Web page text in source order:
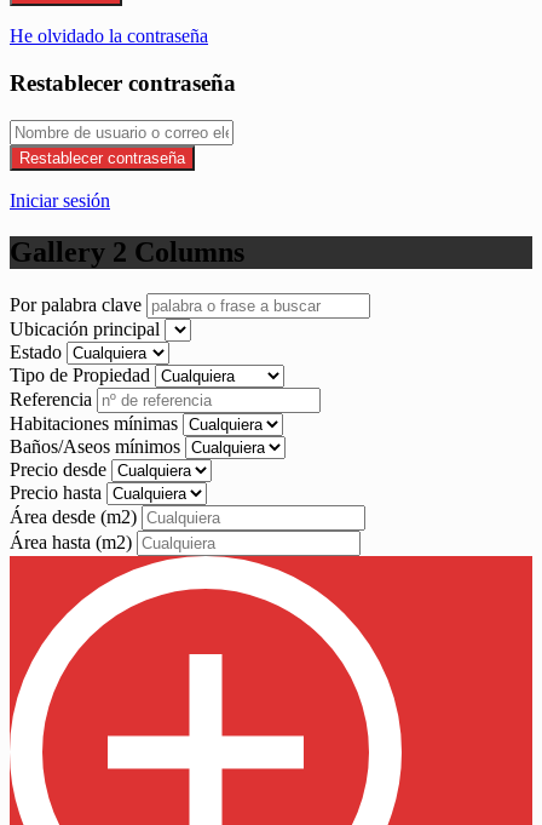
He olvidado la contraseña
Restablecer contraseña
Restablecer contraseña
Iniciar sesión
Gallery 2 Columns
Por palabra clave
Ubicación principal
Estado
Tipo de Propiedad
Referencia
Habitaciones mínimas
Baños/Aseos mínimos
Precio desde
Precio hasta
Área desde (m2)
Área hasta (m2)